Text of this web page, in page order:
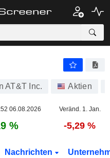
AT&T Inc. Aktien
06.08.2026 Veränd. 1. Jan.
% -5,29 %
Nachrichten